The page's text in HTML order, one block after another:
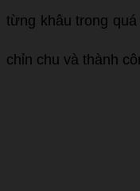
từng khâu trong
chỉn chu và thành